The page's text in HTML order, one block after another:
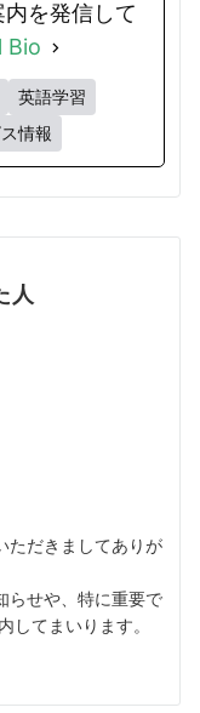
を発信して
Bio
英語学習
情報
人
ただきましてありが
らせや、特に重要で
してまいります。